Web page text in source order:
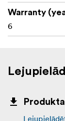
Warranty
6